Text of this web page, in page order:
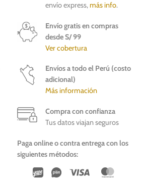
envío express,más info.
Envío gratis en compras
desde S/ 99
Ver cobertura
Envíos a todo el Perú (costo
adicional)
Más información
Compra con confianza
Tus datos viajan seguros
Paga online o contra entrega con los
siguientes métodos:
Wirecard
Vipps Visa